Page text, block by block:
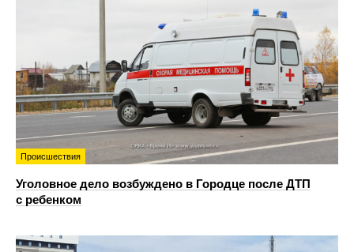
Происшествия
Уголовное дело возбуждено в Городце после ДТП
с ребенком